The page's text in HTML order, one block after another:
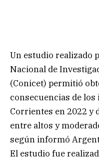
Un estudio realizado
Nacional de
(Conicet) permitió
consecuencias de
Corrientes en 2022
entre altos y
según informó
El estudio fue